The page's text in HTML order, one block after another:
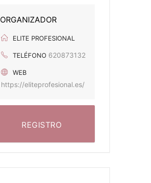
ORGANIZADOR
ELITE PROFESIONAL
TELÉFONO 620873132
WEB
https://eliteprofesional.es/
REGISTRO